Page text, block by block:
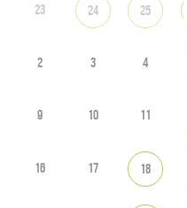
23 24 25
2 3 4
9 10 11
16 17 18